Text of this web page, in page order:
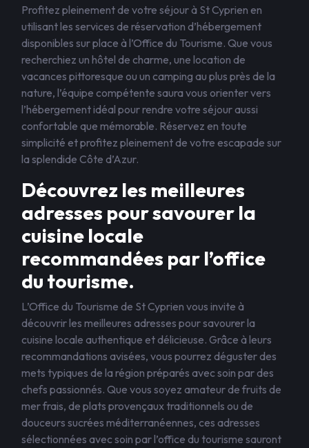
Profitez pleinement de votre séjour à St Cyprien en
utilisant les services de réservation d’hébergement
disponibles sur place à l’Office du Tourisme. Que vous
recherchiez un hôtel de charme, une location de
vacances pittoresque ou un camping au plus près de la
nature, l’équipe compétente saura vous orienter vers
l’hébergement idéal pour rendre votre séjour aussi
confortable que mémorable. Réservez en toute
simplicité et profitez pleinement de votre escapade sur
la splendide Côte d’Azur.
Découvrez les meilleures
adresses pour savourer la
cuisine locale
recommandées par l’office
du tourisme.
L’Office du Tourisme de St Cyprien vous invite à
découvrir les meilleures adresses pour savourer la
cuisine locale authentique et délicieuse. Grâce à leurs
recommandations avisées, vous pourrez déguster des
mets typiques de la région préparés avec soin par des
chefs passionnés. Que vous soyez amateur de fruits de
mer frais, de plats provençaux traditionnels ou de
douceurs sucrées méditerranéennes, ces adresses
sélectionnées avec soin par l’office du tourisme sauront